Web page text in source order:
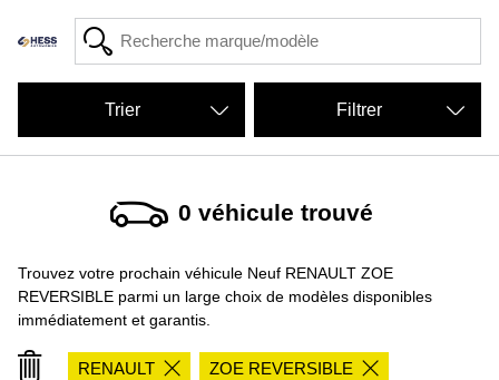
0 véhicule trouvé
Trouvez votre prochain véhicule Neuf RENAULT ZOE
REVERSIBLE parmi un large choix de modèles disponibles
immédiatement et garantis.
RENAULT ZOE REVERSIBLE
Filtrer